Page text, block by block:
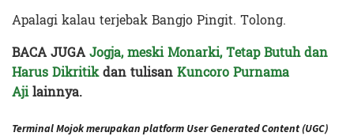
Apalagi kalau terjebak Bangjo Pingit. Tolong.
BACA JUGAJogja, meski Monarki, Tetap Butuh dan
Harus Dikritikdan tulisanKuncoro Purnama
Ajilainnya.
Terminal Mojok merupakan platform User Generated Content (UGC)